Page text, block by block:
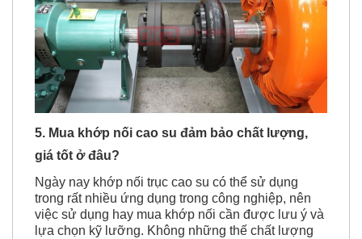
5. Mua khớp nối cao su đảm bảo chất lượng,
giá tốt ở đâu?
Ngày nay khớp nối trục cao su có thể sử dụng
trong rất nhiều ứng dụng trong công nghiệp, nên
việc sử dụng hay mua khớp nối cần được lưu ý và
lựa chọn kỹ lưỡng. Không những thế chất lượng